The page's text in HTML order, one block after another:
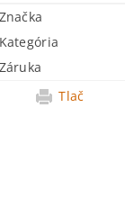
Značka
Kategória
Záruka
Tlač